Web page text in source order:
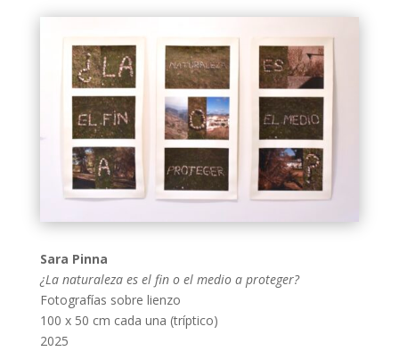
Sara Pinna
¿La naturaleza es el fin o el medio a proteger?
Fotografías sobre lienzo
100 x 50 cm cada una (tríptico)
2025